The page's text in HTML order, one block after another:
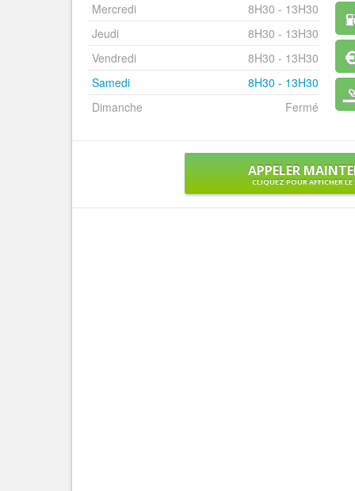
Mercredi
8H30 - 13H30
Jeudi
8H30 - 13H30
Vendredi
8H30 - 13H30
Samedi
8H30 - 13H30
Dimanche
Fermé
APPELER
CLIQUEZ POUR AFFICHER